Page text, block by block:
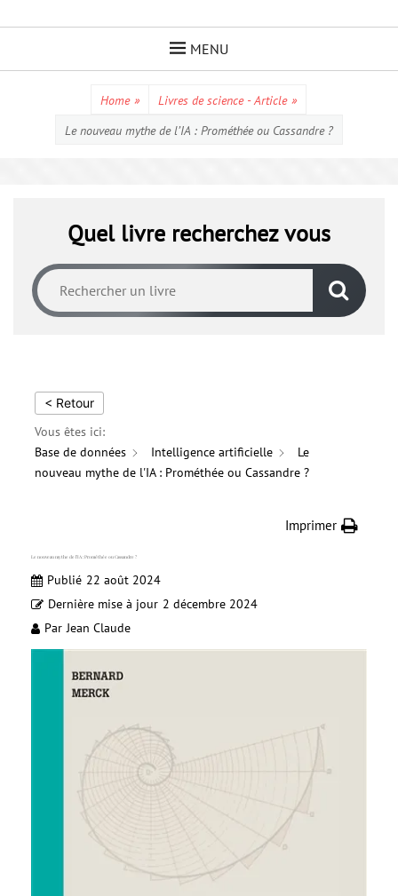
MENU
Home » Livres de science - Article »
Le nouveau mythe de l’IA : Prométhée ou Cassandre ?
Quel livre recherchez vous
< Retour
Vous êtes ici:
Base de données
Intelligence artificielle
Le
nouveau mythe de l'IA : Prométhée ou Cassandre ?
Imprimer
Le nouveau mythe de l’IA : Prométhée ou Cassandre ?
Publié 22 août 2024
Dernière mise à jour 2 décembre 2024
Par Jean Claude